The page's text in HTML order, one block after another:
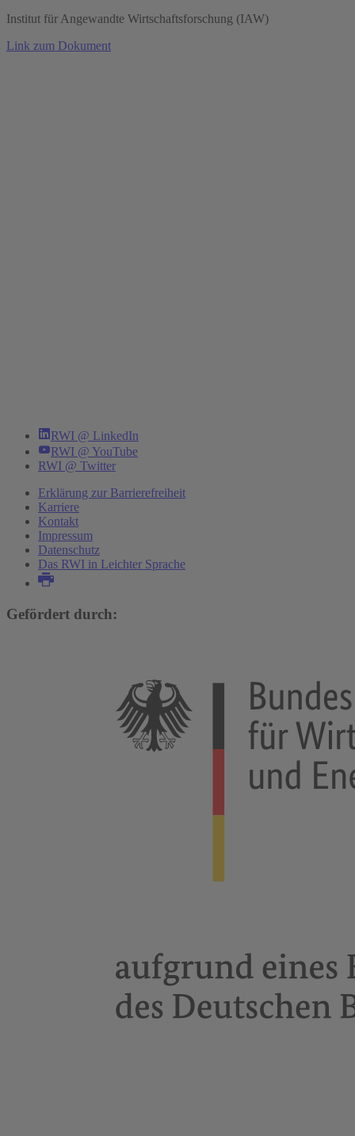
Institut für Angewandte Wirtschaftsforschung (IAW)
Link zum Dokument
RWI @ LinkedIn
RWI @ YouTube
RWI @ Twitter
Erklärung zur Barrierefreiheit
Karriere
Kontakt
Impressum
Datenschutz
Das RWI in Leichter Sprache
Gefördert durch: